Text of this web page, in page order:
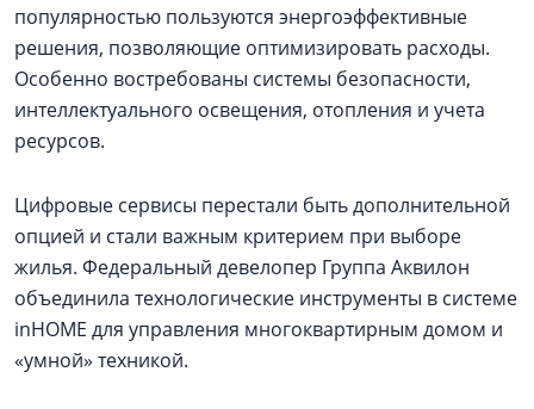
популярностью пользуются энергоэффективные
решения, позволяющие оптимизировать расходы.
Особенно востребованы системы безопасности,
интеллектуального освещения, отопления и учета
ресурсов.
Цифровые сервисы перестали быть дополнительной
опцией и стали важным критерием при выборе
жилья. Федеральный девелопер Группа Аквилон
объединила технологические инструменты в системе
inHOME для управления многоквартирным домом и
«умной» техникой.